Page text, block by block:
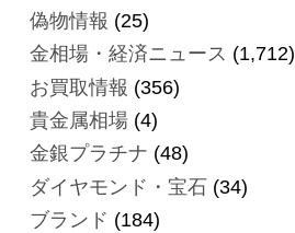
偽物情報 (25)
金相場・経済ニュース (1,712)
お買取情報 (356)
貴金属相場(4)
金銀プラチナ (48)
ダイヤモンド・宝石(34)
ブランド (184)